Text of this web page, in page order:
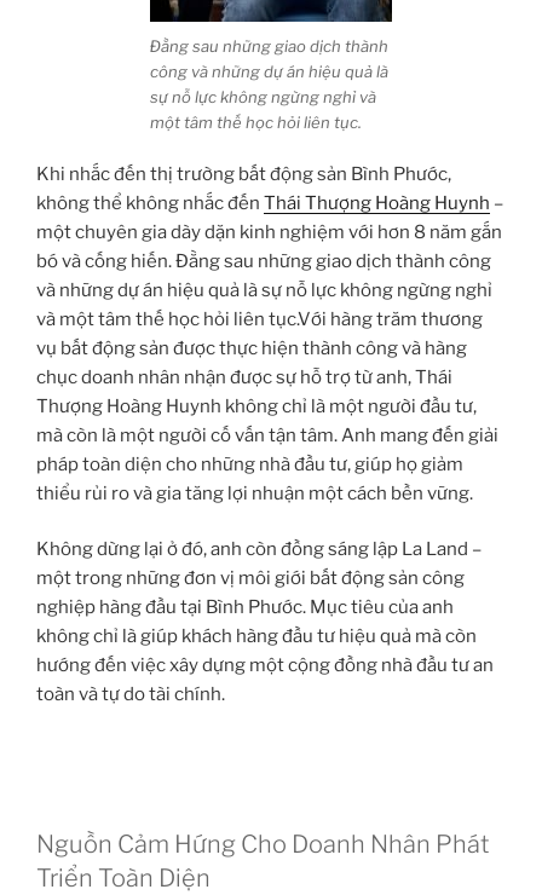
Đằng sau những giao dịch thành
công và những dự án hiệu quả là
sự nỗ lực không ngừng nghỉ và
một tâm thế học hỏi liên tục.
Khi nhắc đến thị trường bất động sản Bình Phước,
không thể không nhắc đến Thái Thượng Hoàng Huynh –
một chuyên gia dày dặn kinh nghiệm với hơn 8 năm gắn
bó và cống hiến. Đằng sau những giao dịch thành công
và những dự án hiệu quả là sự nỗ lực không ngừng nghỉ
và một tâm thế học hỏi liên tục.Với hàng trăm thương
vụ bất động sản được thực hiện thành công và hàng
chục doanh nhân nhận được sự hỗ trợ từ anh, Thái
Thượng Hoàng Huynh không chỉ là một người đầu tư,
mà còn là một người cố vấn tận tâm. Anh mang đến giải
pháp toàn diện cho những nhà đầu tư, giúp họ giảm
thiểu rủi ro và gia tăng lợi nhuận một cách bền vững.
Không dừng lại ở đó, anh còn đồng sáng lập La Land –
một trong những đơn vị môi giới bất động sản công
nghiệp hàng đầu tại Bình Phước. Mục tiêu của anh
không chỉ là giúp khách hàng đầu tư hiệu quả mà còn
hướng đến việc xây dựng một cộng đồng nhà đầu tư an
toàn và tự do tài chính.
Nguồn Cảm Hứng Cho Doanh Nhân Phát
Triển Toàn Diện